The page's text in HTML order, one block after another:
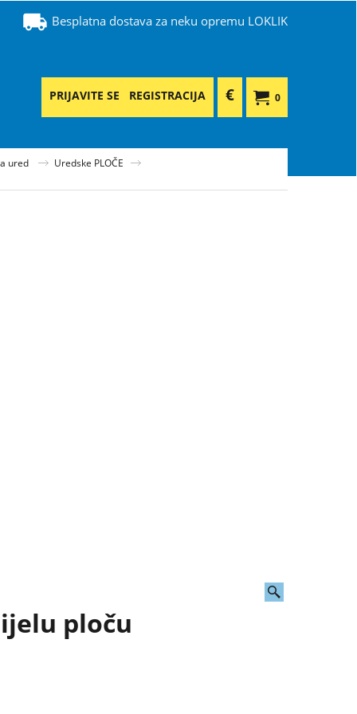
Besplatna dostava za neku opremu LOKLIK
0
€
PRIJAVITE SE REGISTRACIJA
ured
Uredske PLOČE
ploču